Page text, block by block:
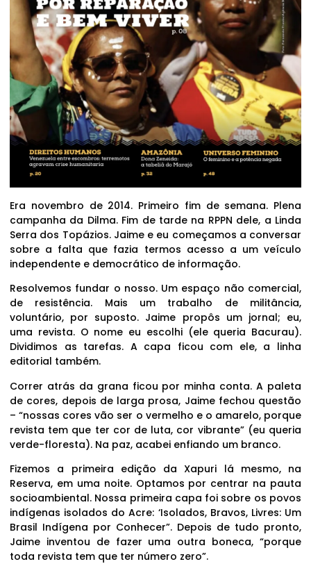
Era novembro de 2014. Primeiro fim de semana. Plena
campanha da Dilma. Fim de tarde na RPPN dele, a Linda
Serra dos Topázios. Jaime e eu começamos a conversar
sobre a falta que fazia termos acesso a um veículo
independente e democrático de informação.
Resolvemos fundar o nosso. Um espaço não comercial,
de resistência. Mais um trabalho de militância,
voluntário, por suposto. Jaime propôs um jornal; eu,
uma revista. O nome eu escolhi (ele queria Bacurau).
Dividimos as tarefas. A capa ficou com ele, a linha
editorial também.
Correr atrás da grana ficou por minha conta. A paleta
de cores, depois de larga prosa, Jaime fechou questão
– “nossas cores vão ser o vermelho e o amarelo, porque
revista tem que ter cor de luta, cor vibrante” (eu queria
verde-floresta). Na paz, acabei enfiando um branco.
Fizemos a primeira edição da Xapuri lá mesmo, na
Reserva, em uma noite. Optamos por centrar na pauta
socioambiental. Nossa primeira capa foi sobre os povos
indígenas isolados do Acre: ‘Isolados, Bravos, Livres: Um
Brasil Indígena por Conhecer”. Depois de tudo pronto,
Jaime inventou de fazer uma outra boneca, “porque
toda revista tem que ter número zero”.